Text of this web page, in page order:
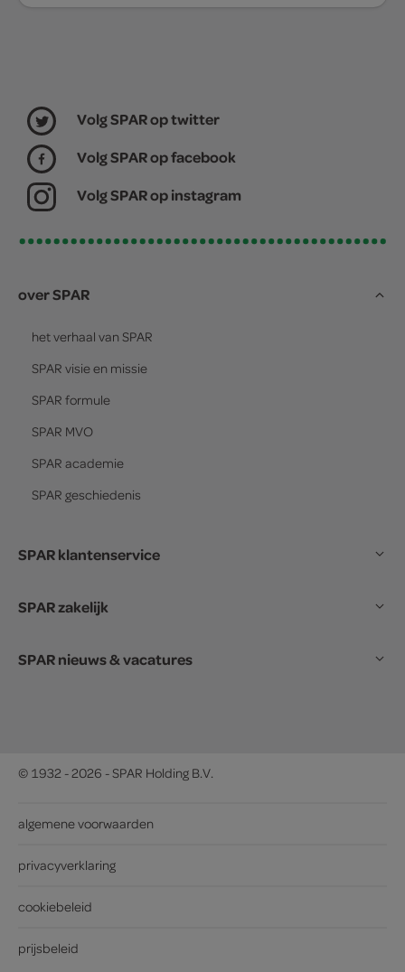
Volg SPAR op twitter
Volg SPAR op facebook
Volg SPAR op instagram
over SPAR
het verhaal van SPAR
SPAR visie en missie
SPAR formule
SPAR MVO
SPAR academie
SPAR geschiedenis
SPAR klantenservice
SPAR zakelijk
SPAR nieuws & vacatures
© 1932 - 2026 - SPAR Holding B.V.
algemene voorwaarden
privacyverklaring
cookiebeleid
prijsbeleid